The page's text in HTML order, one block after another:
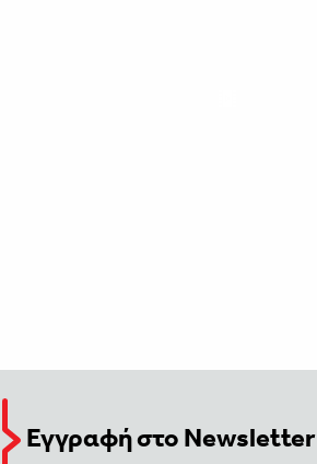
Εγγραφή στο Newsletter